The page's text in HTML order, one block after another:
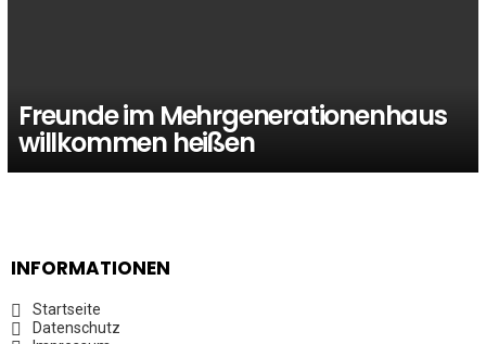
Freunde im Mehrgenerationenhaus
willkommen heißen
INFORMATIONEN
Startseite
Datenschutz